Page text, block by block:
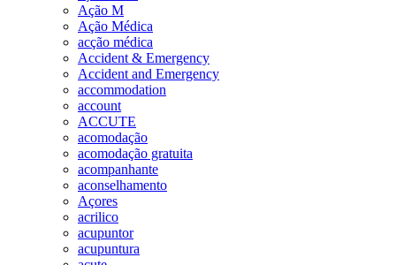
Ação M
Ação Médica
acção médica
Accident & Emergency
Accident and Emergency
accommodation
account
ACCUTE
acomodação
acomodação gratuita
acompanhante
aconselhamento
Açores
acrilico
acupuntor
acupuntura